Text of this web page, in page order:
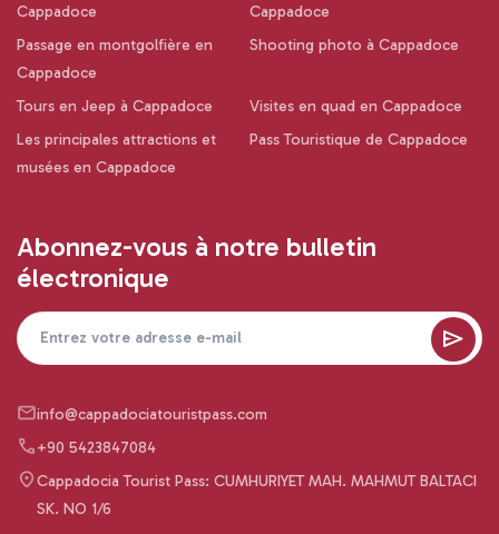
Cappadoce
Cappadoce
Passage en montgolfière en
Cappadoce
Shooting photo à Cappadoce
Tours en Jeep à Cappadoce
Visites en quad en Cappadoce
Les principales attractions et
musées en Cappadoce
Pass Touristique de Cappadoce
Abonnez-vous à notre bulletin
électronique
info@cappadociatouristpass.com
+90 5423847084
Cappadocia Tourist Pass: CUMHURIYET MAH. MAHMUT BALTACI
SK. NO 1/6